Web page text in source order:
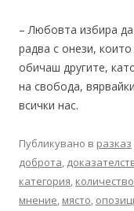
– Любовта избира
радва с онези,
обичаш другите,
на свобода,
всички нас.
Публикувано в разказ
доброта,
категория, количество
мнение, място,